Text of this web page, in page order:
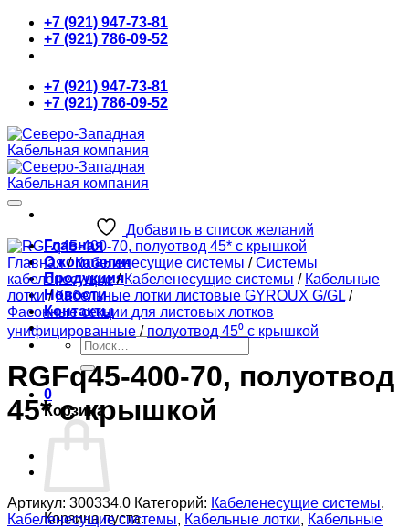
Skip
content
+7 (921) 947-73-81
+7 (921) 786-09-52
+7 (921) 947-73-81
+7 (921) 786-09-52
Главная
О компании
Продукция
Новости
Контакты
Искать:
0
Корзина
Корзина пуста.
Добавить в список желаний
Главная / Кабеленесущие системы / Системы
кабеленесущие / Кабеленесущие системы / Кабельные
лотки / Кабельные лотки листовые GYROUX G/GL /
Фасонные секции для листовых лотков
унифицированные / полуотвод 45⁰ с крышкой
RGFq45-400-70, полуотвод
45* с крышкой
Артикул: 300334.0 Категорий: Кабеленесущие системы,
Кабеленесущие системы, Кабельные лотки, Кабельные